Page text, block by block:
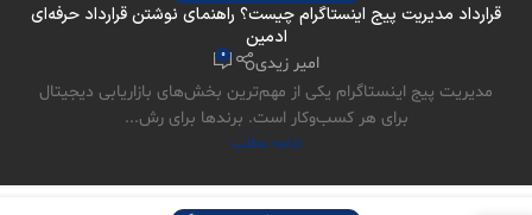
قرارداد مدیریت پیج اینستاگرام چیست؟ راهنمای نوشتن قرارداد حرفه‌ای
ادمین
امیر زیدی 0
مدیریت پیج اینستاگرام یکی از مهم‌ترین بخش‌های بازاریابی دیجیتال
برای هر کسب‌وکار است. برندها برای رش...
ادامه مطلب